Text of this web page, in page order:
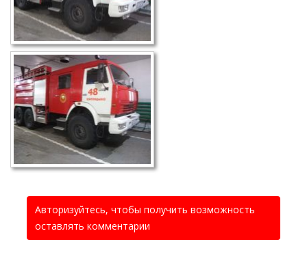
Авторизуйтесь, чтобы получить возможность
оставлять комментарии